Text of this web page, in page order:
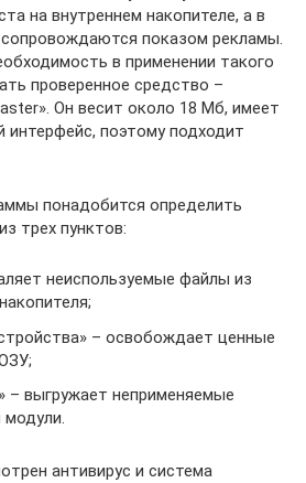
на внутреннем накопителе, а в
показом рекламы.
в применении такого
проверенное средство –
Он весит около 18 Мб, имеет
интерфейс, поэтому подходит
понадобится определить
трех пунктов:
неиспользуемые файлы из
– освобождает ценные
– выгружает неприменяемые
модули.
антивирус и система